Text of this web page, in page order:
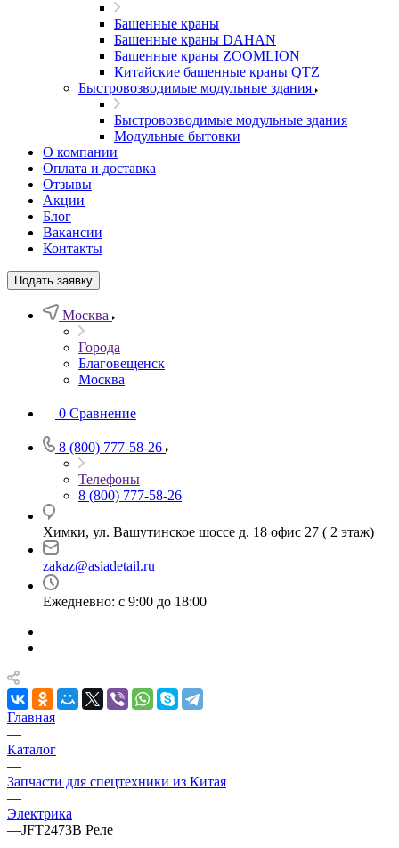
Башенные краны
Башенные краны DAHAN
Башенные краны ZOOMLION
Китайские башенные краны QTZ
Быстровозводимые модульные здания
Быстровозводимые модульные здания
Модульные бытовки
О компании
Оплата и доставка
Отзывы
Акции
Блог
Вакансии
Контакты
Подать заявку
Москва
Города
Благовещенск
Москва
0 Сравнение
8 (800) 777-58-26
Телефоны
8 (800) 777-58-26
Химки, ул. Вашутинское шоссе д. 18 офис 27 ( 2 этаж)
zakaz@asiadetail.ru
Ежедневно: с 9:00 до 18:00
Главная
—
Каталог
—
Запчасти для спецтехники из Китая
—
Электрика
—JFT2473B Реле